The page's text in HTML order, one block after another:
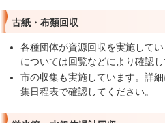
古紙・布類回収
各種団体が資源回収を実施して
については回覧などにより確認し
市の収集も実施しています。詳
集日程表で確認してください。